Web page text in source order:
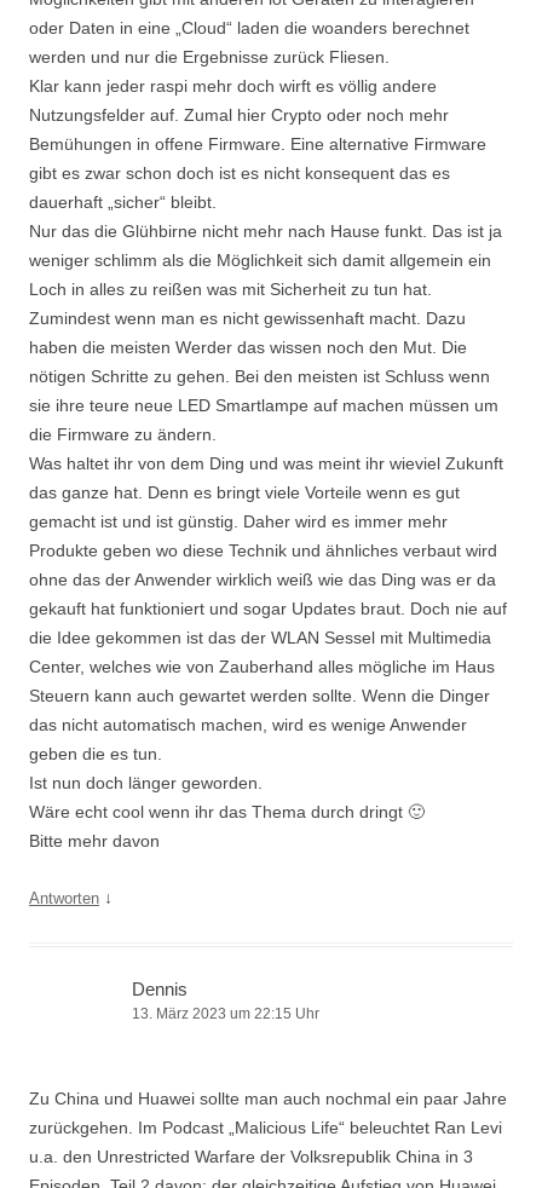
oder Daten in eine „Cloud“ laden die woanders berechnet
werden und nur die Ergebnisse zurück Fliesen.
Klar kann jeder raspi mehr doch wirft es völlig andere
Nutzungsfelder auf. Zumal hier Crypto oder noch mehr
Bemühungen in offene Firmware. Eine alternative Firmware
gibt es zwar schon doch ist es nicht konsequent das es
dauerhaft „sicher“ bleibt.
Nur das die Glühbirne nicht mehr nach Hause funkt. Das ist ja
weniger schlimm als die Möglichkeit sich damit allgemein ein
Loch in alles zu reißen was mit Sicherheit zu tun hat.
Zumindest wenn man es nicht gewissenhaft macht. Dazu
haben die meisten Werder das wissen noch den Mut. Die
nötigen Schritte zu gehen. Bei den meisten ist Schluss wenn
sie ihre teure neue LED Smartlampe auf machen müssen um
die Firmware zu ändern.
Was haltet ihr von dem Ding und was meint ihr wieviel Zukunft
das ganze hat. Denn es bringt viele Vorteile wenn es gut
gemacht ist und ist günstig. Daher wird es immer mehr
Produkte geben wo diese Technik und ähnliches verbaut wird
ohne das der Anwender wirklich weiß wie das Ding was er da
gekauft hat funktioniert und sogar Updates braut. Doch nie auf
die Idee gekommen ist das der WLAN Sessel mit Multimedia
Center, welches wie von Zauberhand alles mögliche im Haus
Steuern kann auch gewartet werden sollte. Wenn die Dinger
das nicht automatisch machen, wird es wenige Anwender
geben die es tun.
Ist nun doch länger geworden.
Wäre echt cool wenn ihr das Thema durch dringt 🙂
Bitte mehr davon
Antworten ↓
Dennis
13. März 2023 um 22:15 Uhr
Zu China und Huawei sollte man auch nochmal ein paar Jahre
zurückgehen. Im Podcast „Malicious Life“ beleuchtet Ran Levi
u.a. den Unrestricted Warfare der Volksrepublik China in 3